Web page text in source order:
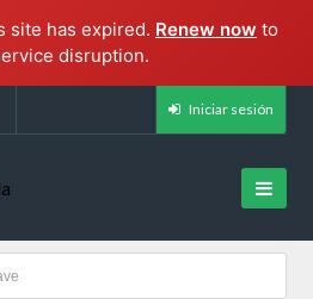
site has expired. Renew now to
disruption.
Iniciar sesión